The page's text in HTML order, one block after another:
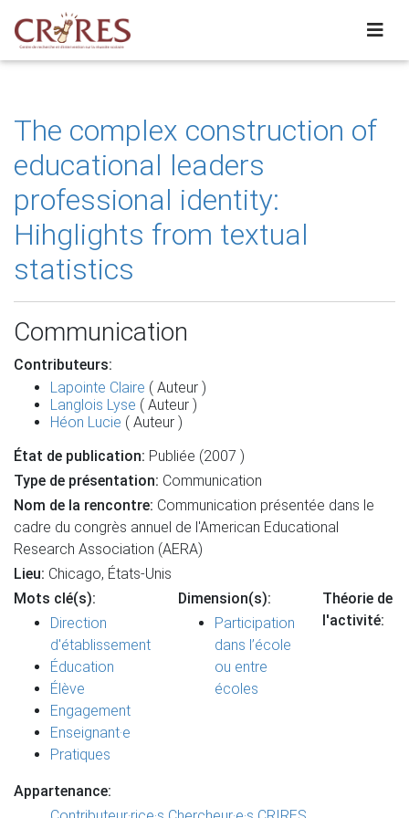
The complex construction of
educational leaders
professional identity:
Hihglights from textual
statistics
Communication
Contributeurs:
Lapointe Claire ( Auteur )
Langlois Lyse ( Auteur )
Héon Lucie ( Auteur )
État de publication: Publiée (2007 )
Type de présentation: Communication
Nom de la rencontre: Communication présentée dans le
cadre du congrès annuel de l'American Educational
Research Association (AERA)
Lieu: Chicago, États-Unis
Mots clé(s):
Direction
d'établissement
Éducation
Élève
Engagement
Enseignant·e
Pratiques
Dimension(s):
Participation
dans l’école
ou entre
écoles
Théorie de
l'activité:
Appartenance: